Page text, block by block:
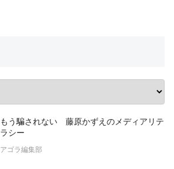
もう騙されない 藤原かずえのメディアリテ
ラシー
アゴラ編集部